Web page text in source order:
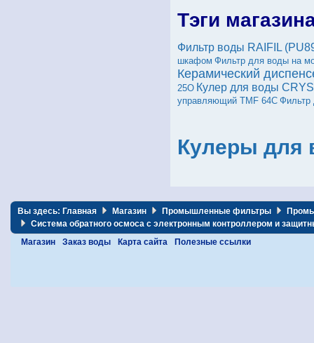
Тэги
Фильтр воды RAIFIL
шкафом Фильтр для воды на
Керамический
25O Кулер для воды
управляющий TMF 64C Фильтр
Кулеры для
Вы здесь: Главная Магазин Промышленные фильтры
Система обратного осмоса с электронным контроллером и
Магазин
Заказ воды Карта сайта Полезные ссылки